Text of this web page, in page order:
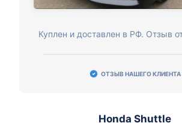
Куплен и доставлен в РФ. Отзыв
ОТЗЫВ НАШЕГО КЛИЕНТА
Honda Shuttle